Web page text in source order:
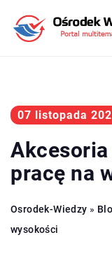
07 listopada
pracę na
Osrodek-Wiedzy »
wysokości